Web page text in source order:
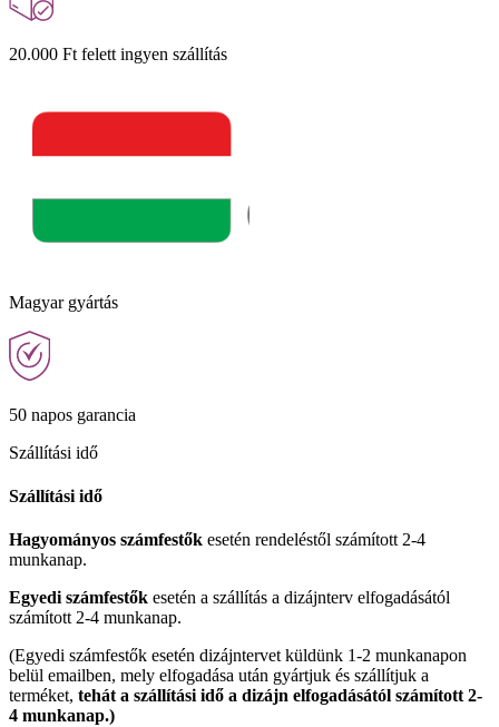
20.000 Ft felett ingyen szállítás
Magyar gyártás
50 napos garancia
Szállítási idő
Szállítási idő
Hagyományos számfestők esetén rendeléstől számított 2-4
munkanap.
Egyedi számfestők esetén a szállítás a dizájnterv elfogadásától
számított 2-4 munkanap.
(Egyedi számfestők esetén dizájntervet küldünk 1-2 munkanapon
belül emailben, mely elfogadása után gyártjuk és szállítjuk a
terméket, tehát a szállítási idő a dizájn elfogadásától számított 2-
4 munkanap.)